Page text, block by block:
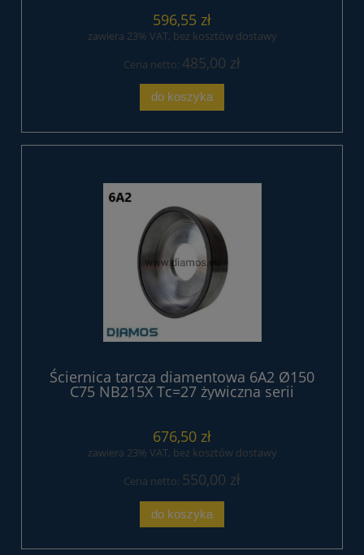
596,55 zł
zawiera 23% VAT, bez kosztów dostawy
Cena netto: 485,00 zł
do koszyka
Ściernica tarcza diamentowa 6A2 Ø150
C75 NB215X Tc=27 żywiczna serii
EXTREME
676,50 zł
zawiera 23% VAT, bez kosztów dostawy
Cena netto: 550,00 zł
do koszyka